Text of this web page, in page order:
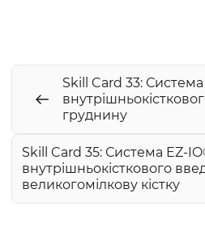
Skill Card 33:
груднину
Skill Card 35: Система EZ-
внутрішньокісткового
великогомілкову кістку